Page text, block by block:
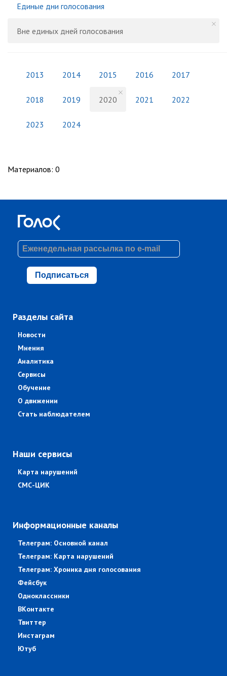
Единые дни голосования
Вне единых дней голосования
2013 2014 2015 2016 2017
2018 2019 2020 2021 2022
2023 2024
Материалов: 0
Подписаться
Разделы сайта
Новости
Мнения
Аналитика
Сервисы
Обучение
О движении
Стать наблюдателем
Наши сервисы
Карта нарушений
СМС-ЦИК
Информационные каналы
Телеграм: Основной канал
Телеграм: Карта нарушений
Телеграм: Хроника дня голосования
Фейсбук
Одноклассники
ВКонтакте
Твиттер
Инстаграм
Ютуб